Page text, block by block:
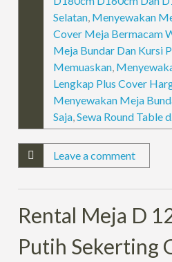
Selatan, Menyewakan
Cover Meja Bermacam
Meja Bundar Dan Kursi
Memuaskan,
Lengkap Plus Cover
Menyewakan Meja
Saja,Sewa Round Table
Leave a comment
Rental Meja D
Putih Sekerting